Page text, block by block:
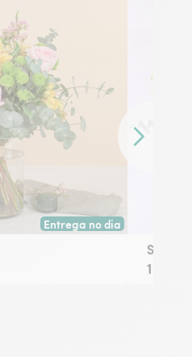
Conteúdo
Entrega no dia
Entrega hoje ou na data à
139€